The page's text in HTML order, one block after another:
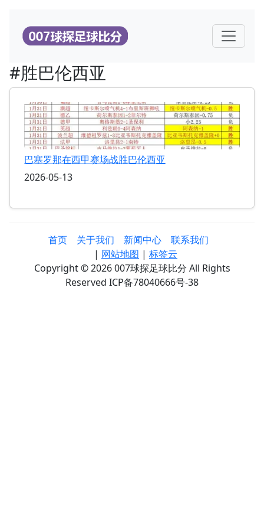
#胜巴伦西亚
巴塞罗那在西甲赛场战胜巴伦西亚
2026-05-13
首页 关于我们 新闻中心
联系我们
| 网站地图 | 标签云
Copyright © 2026 007球探足球比分 All Rights
Reserved ICP备78040666号-38